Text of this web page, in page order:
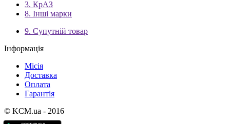
3. КрАЗ
8. Інші марки
9. Супутній товар
Інформація
Місія
Доставка
Оплата
Гарантія
© KCM.ua - 2016